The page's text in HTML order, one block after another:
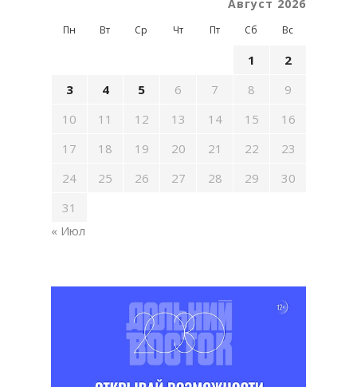
Август 2026
Пн Вт Ср Чт Пт Сб Вс
1
2
3
4 5 6 7 8
9
10
11 12 13 14 15
16
17
18 19 20 21 22
23
24
25 26 27 28 29
30
31
« Июл